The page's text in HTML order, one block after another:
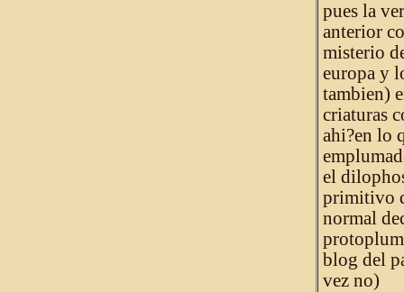
pues la
anterior
misterio
europa y
tambien)
criaturas
ahi?en lo
el
primitivo
normal
blog del
vez no)